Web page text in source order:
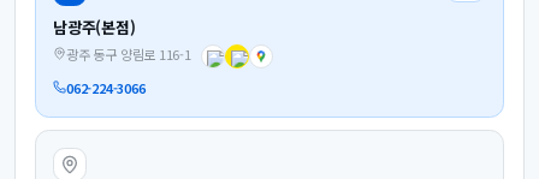
남광주(본점)
광주 동구 양림로 116-1
062-224-3066